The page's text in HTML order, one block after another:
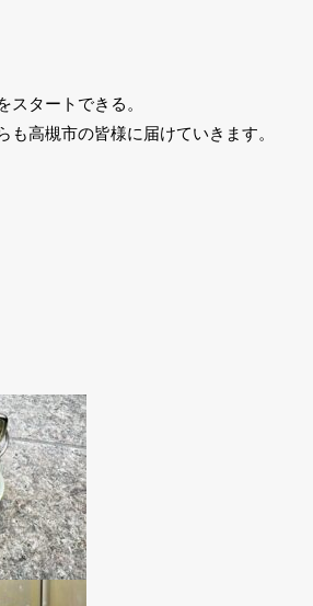
タートできる。
高槻市の皆様に届けていきます。